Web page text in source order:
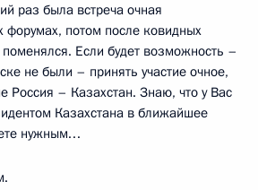
раз была встреча очная
потом после ковидных
Если будет возможность –
не были – принять участие очное,
Россия – Казахстан. Знаю, что у Вас
Казахстана в ближайшее
нужным…